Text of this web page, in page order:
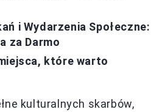
i Wydarzenia Społeczne:
za Darmo
które warto
kulturalnych skarbów,